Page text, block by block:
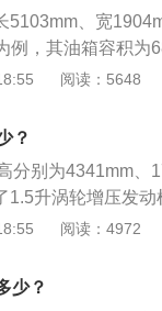
5103mm、宽
例，其油箱容积为
独立悬架，后悬架
变速箱。
阅读：5648
？
分别为4341mm、
1.5升涡轮增压发
轮增压发动机、
牌，属于BMW集
各系基础上进行改
阅读：4972
少？